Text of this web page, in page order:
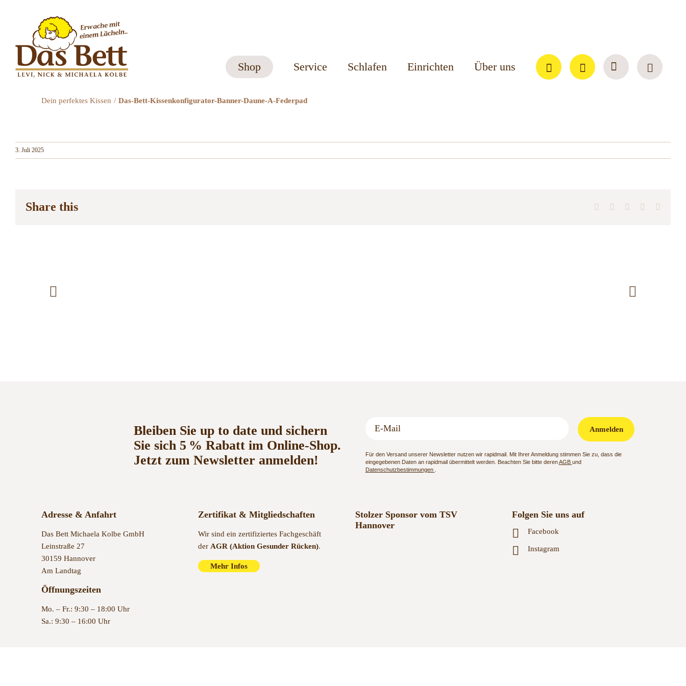
Shop Service Schlafen Einrichten Über uns
Dein perfektes Kissen Das-Bett-Kissenkonfigurator-Banner-Daune-A-Federpad
3. Juli 2025
Share this Facebook LinkedInWhatsApp
Bleiben Sie up to date und sichern
Sie sich 5 % Rabatt im Online-Shop.
Jetzt zum Newsletter anmelden!
Anmelden
Für den Versand unserer Newsletter nutzen wir rapidmail. Mit Ihrer Anmeldung stimmen Sie zu, dass die
eingegebenen Daten an rapidmail übermittelt werden. Beachten Sie bitte derenAGB und
Datenschutzbestimmungen
Adresse & Anfahrt
Das Bett Michaela Kolbe GmbH
Leinstraße 27
30159 Hannover
Am Landtag
Öffnungszeiten
Mo. – Fr.: 9:30 – 18:00 Uhr
Sa.: 9:30 – 16:00 Uhr
Zertifikat & Mitgliedschaften
Wir sind ein zertifiziertes Fachgeschäft
der AGR (Aktion Gesunder Rücken).
Mehr Infos
Stolzer Sponsor vom TSV
Hannover
Folgen Sie uns auf
Facebook
Instagram